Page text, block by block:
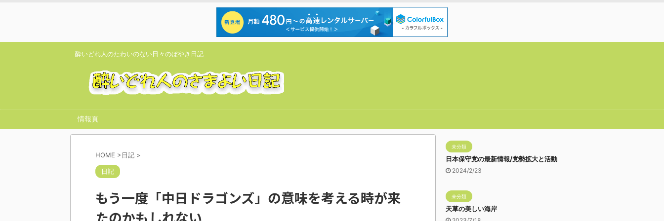
酔いどれ人のたわいのない日々のぼやき日記
情報頁
HOME >日記 >
日記
もう一度「中日ドラゴンズ」の意味を考える時が来
たのかもしれない
未分類
日本保守党の最新情報/党勢拡大と活動
2024/2/23
未分類
天草の美しい海岸